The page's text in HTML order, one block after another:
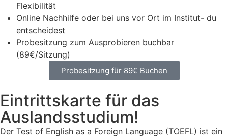
Flexibilität
Online Nachhilfe oder bei uns vor Ort im Institut- du
entscheidest
Probesitzung zum Ausprobieren buchbar
(89€/Sitzung)
Probesitzung für 89€ Buchen
Eintrittskarte für das
Auslandsstudium!
Der Test of English as a Foreign Language (TOEFL) ist ein